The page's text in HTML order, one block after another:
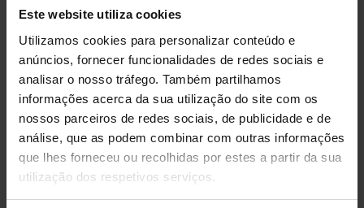
Este website utiliza cookies
Utilizamos cookies para personalizar conteúdo e
anúncios, fornecer funcionalidades de redes sociais e
analisar o nosso tráfego. Também partilhamos
informações acerca da sua utilização do site com os
nossos parceiros de redes sociais, de publicidade e de
análise, que as podem combinar com outras informações
que lhes forneceu ou recolhidas por estes a partir da sua
utilização dos respetivos serviços.
DEPÓSITO EM FIBRA DE